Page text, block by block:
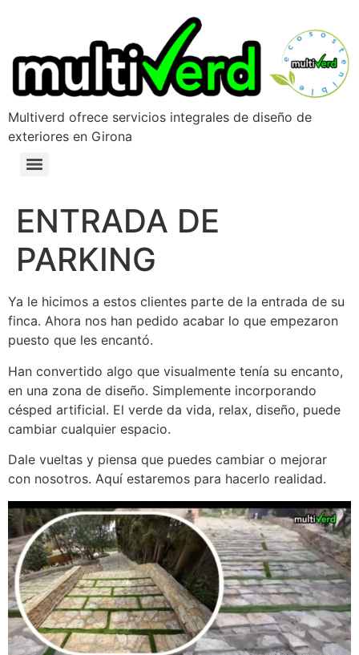
Multiverd ofrece servicios integrales de diseño de
exteriores en Girona
ENTRADA DE
PARKING
Ya le hicimos a estos clientes parte de la entrada de su
finca. Ahora nos han pedido acabar lo que empezaron
puesto que les encantó.
Han convertido algo que visualmente tenía su encanto,
en una zona de diseño. Simplemente incorporando
césped artificial. El verde da vida, relax, diseño, puede
cambiar cualquier espacio.
Dale vueltas y piensa que puedes cambiar o mejorar
con nosotros. Aquí estaremos para hacerlo realidad.